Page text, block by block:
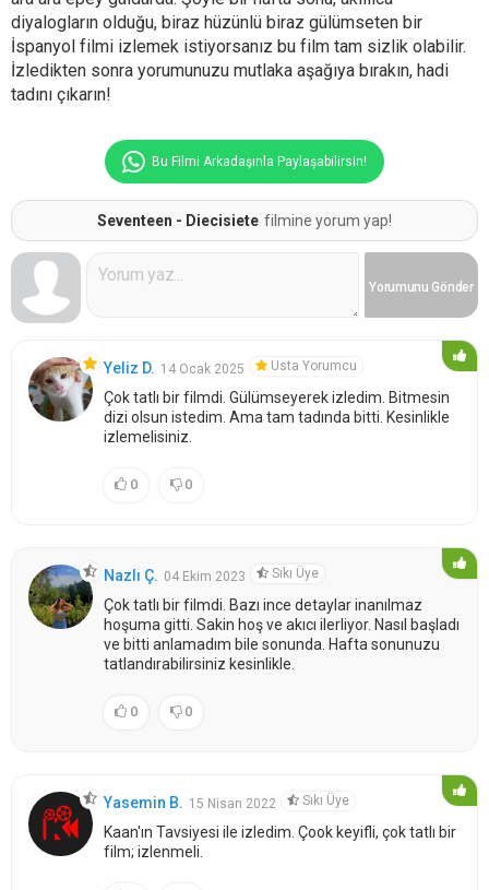
diyalogların olduğu, biraz hüzünlü biraz gülümseten bir
İspanyol filmi izlemek istiyorsanız bu film tam sizlik olabilir.
İzledikten sonra yorumunuzu mutlaka aşağıya bırakın, hadi
tadını çıkarın!
Bu Filmi Arkadaşınla Paylaşabilirsin!
Seventeen - Diecisiete filmine yorum yap!
Yorumunu Gönder
Yeliz D. 14 Ocak 2025 Usta Yorumcu
Çok tatlı bir filmdi. Gülümseyerek izledim. Bitmesin
dizi olsun istedim. Ama tam tadında bitti. Kesinlikle
izlemelisiniz.
0 0
Nazlı Ç. 04 Ekim 2023 Sıkı Üye
Çok tatlı bir filmdi. Bazı ince detaylar inanılmaz
hoşuma gitti. Sakin hoş ve akıcı ilerliyor. Nasıl başladı
ve bitti anlamadım bile sonunda. Hafta sonunuzu
tatlandırabilirsiniz kesinlikle.
0 0
Yasemin B. 15 Nisan 2022 Sıkı Üye
Kaan'ın Tavsiyesi ile izledim. Çook keyifli, çok tatlı bir
film; izlenmeli.